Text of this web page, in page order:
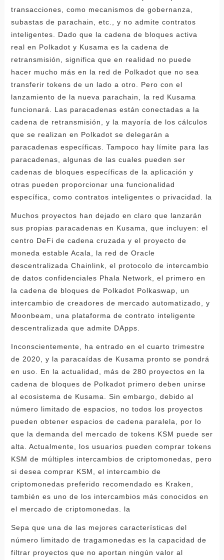
transacciones, como mecanismos de gobernanza,
subastas de parachain, etc., y no admite contratos
inteligentes. Dado que la cadena de bloques activa
real en Polkadot y Kusama es la cadena de
retransmisión, significa que en realidad no puede
hacer mucho más en la red de Polkadot que no sea
transferir tokens de un lado a otro. Pero con el
lanzamiento de la nueva parachain, la red Kusama
funcionará. Las paracadenas están conectadas a la
cadena de retransmisión, y la mayoría de los cálculos
que se realizan en Polkadot se delegarán a
paracadenas específicas. Tampoco hay límite para las
paracadenas, algunas de las cuales pueden ser
cadenas de bloques específicas de la aplicación y
otras pueden proporcionar una funcionalidad
específica, como contratos inteligentes o privacidad. la
Muchos proyectos han dejado en claro que lanzarán
sus propias paracadenas en Kusama, que incluyen: el
centro DeFi de cadena cruzada y el proyecto de
moneda estable Acala, la red de Oracle
descentralizada Chainlink, el protocolo de intercambio
de datos confidenciales Phala Network, el primero en
la cadena de bloques de Polkadot Polkaswap, un
intercambio de creadores de mercado automatizado, y
Moonbeam, una plataforma de contrato inteligente
descentralizada que admite DApps.
Inconscientemente, ha entrado en el cuarto trimestre
de 2020, y la paracaídas de Kusama pronto se pondrá
en uso. En la actualidad, más de 280 proyectos en la
cadena de bloques de Polkadot primero deben unirse
al ecosistema de Kusama. Sin embargo, debido al
número limitado de espacios, no todos los proyectos
pueden obtener espacios de cadena paralela, por lo
que la demanda del mercado de tokens KSM puede ser
alta. Actualmente, los usuarios pueden comprar tokens
KSM de múltiples intercambios de criptomonedas, pero
si desea comprar KSM, el intercambio de
criptomonedas preferido recomendado es Kraken,
también es uno de los intercambios más conocidos en
el mercado de criptomonedas. la
Sepa que una de las mejores características del
número limitado de tragamonedas es la capacidad de
filtrar proyectos que no aportan ningún valor al